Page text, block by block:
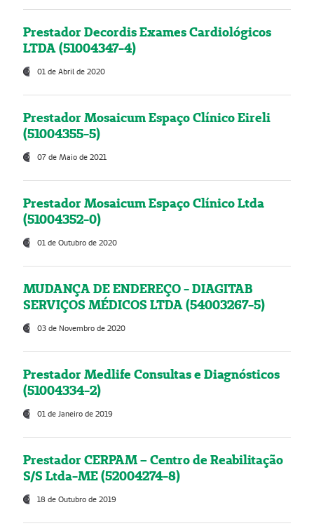
Prestador Decordis Exames Cardiológicos
LTDA (51004347-4)
01 de Abril de 2020
Prestador Mosaicum Espaço Clínico Eireli
(51004355-5)
07 de Maio de 2021
Prestador Mosaicum Espaço Clínico Ltda
(51004352-0)
01 de Outubro de 2020
MUDANÇA DE ENDEREÇO - DIAGITAB
SERVIÇOS MÉDICOS LTDA (54003267-5)
03 de Novembro de 2020
Prestador Medlife Consultas e Diagnósticos
(51004334-2)
01 de Janeiro de 2019
Prestador CERPAM – Centro de Reabilitação
S/S Ltda-ME (52004274-8)
18 de Outubro de 2019